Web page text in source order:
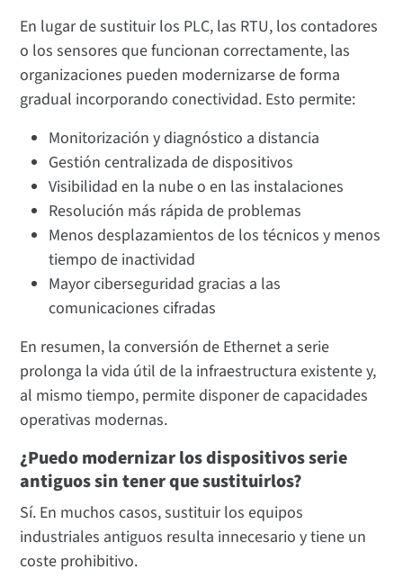
En lugar de sustituir los PLC, las RTU, los contadores
o los sensores que funcionan correctamente, las
organizaciones pueden modernizarse de forma
gradual incorporando conectividad. Esto permite:
Monitorización y diagnóstico a distancia
Gestión centralizada de dispositivos
Visibilidad en la nube o en las instalaciones
Resolución más rápida de problemas
Menos desplazamientos de los técnicos y menos
tiempo de inactividad
Mayor ciberseguridad gracias a las
comunicaciones cifradas
En resumen, la conversión de Ethernet a serie
prolonga la vida útil de la infraestructura existente y,
al mismo tiempo, permite disponer de capacidades
operativas modernas.
¿Puedo modernizar los dispositivos serie
antiguos sin tener que sustituirlos?
Sí. En muchos casos, sustituir los equipos
industriales antiguos resulta innecesario y tiene un
coste prohibitivo.